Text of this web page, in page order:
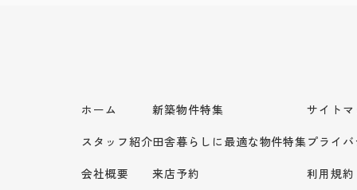
ホーム
スタッフ紹介
会社概要
新築物件特集
田舎暮らしに最適な物件特集
来店予約
サイト
プライ
利用規約